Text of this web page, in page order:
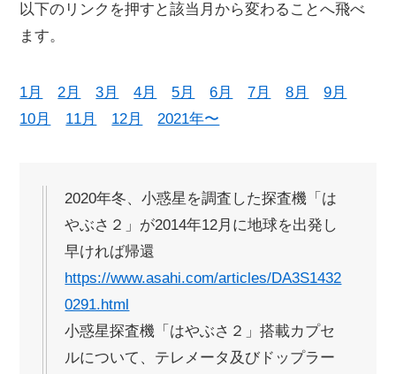
以下のリンクを押すと該当月から変わることへ飛べ
ます。
1月 2月 3月 4月 5月 6月 7月 8月
9月
10月
11月 12月 2021年〜
2020年冬、小惑星を調査した探査機「は
やぶさ２」が2014年12月に地球を出発し
早ければ帰還
https://www.asahi.com/articles/DA3S1432
0291.html
小惑星探査機「はやぶさ２」搭載カプセ
ルについて、テレメータ及びドップラー